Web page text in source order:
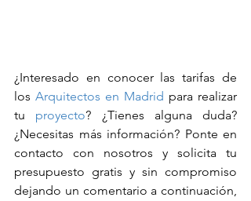
¿Interesado en conocer las tarifas de
los Arquitectos en Madrid para realizar
tu proyecto? ¿Tienes alguna duda?
¿Necesitas más información? Ponte en
contacto con nosotros y solicita tu
presupuesto gratis y sin compromiso
dejando un comentario a continuación,